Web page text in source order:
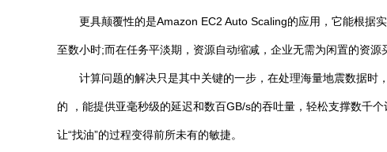
更具颠覆性的是Amazon EC2 Auto Scaling的应用，它能根据
至数小时;而在任务平淡期，资源自动缩减，企业无需为闲置的资源
计算问题的解决只是其中关键的一步，在处理海量地震数据时
的 ，能提供亚毫秒级的延迟和数百GB/s的吞吐量，轻松支撑数千
让“找油”的过程变得前所未有的敏捷。